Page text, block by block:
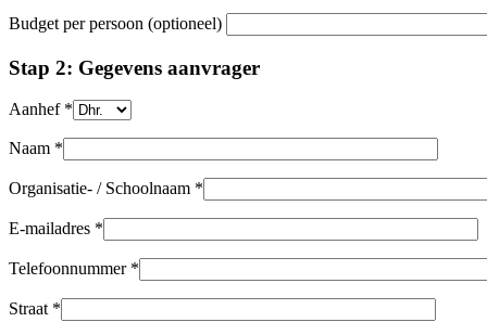
Budget per persoon (optioneel)
Stap 2: Gegevens aanvrager
Aanhef *
Naam *
Organisatie- / Schoolnaam *
E-mailadres *
Telefoonnummer *
Straat *